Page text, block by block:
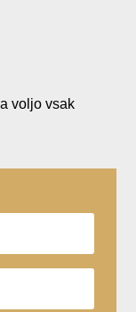
voljo vsak